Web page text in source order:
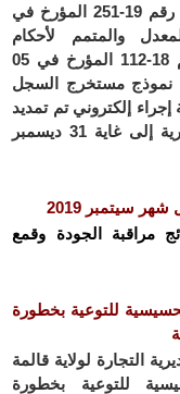
تبعا للمرسوم التنفيذي رقم 19-251 المؤرخ في
2019 المعدل والمتمم لأحكام
المرسوم التنفيذي رقم 18-112 المؤرخ في 05
يحدد نموذج مستخرج السجل
إلكتروني تم تمديد
أجل مطابقة مستخرجات السجلات التجارية إلى غاية 31 ديسمبر
سيتمبر 2019
مراقبة الجودة وقمع
للتوعية بخطورة
التجارة لولاية قالمة
للتوعية بخطورة